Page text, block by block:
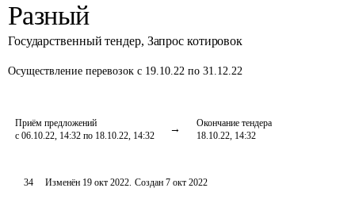
Разный
Государственный тендер, Запрос котировок
Осуществление перевозок с 19.10.22 по 31.12.22
Приём предложений
с 06.10.22, 14:32 по 18.10.22, 14:32
Окончание тендера
18.10.22, 14:32
34 Изменён 19 окт 2022. Создан 7 окт 2022